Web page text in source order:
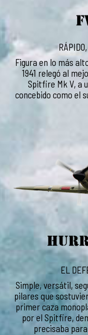
Figura en lo más
1941 relegó al
Spitfire Mk V, a
concebido como el
EL
Simple, versátil,
pilares que
primer caza
por el Spitfire,
precisaba